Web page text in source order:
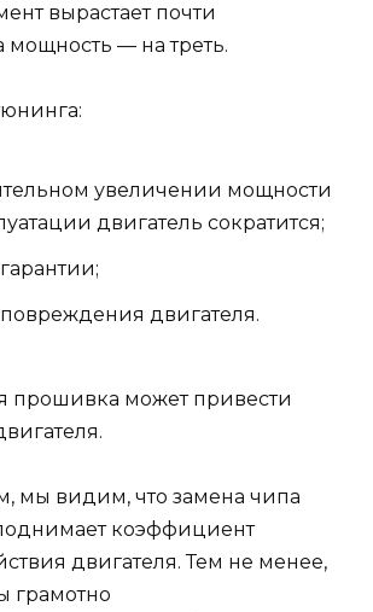
вырастает почти
мощность — на треть.
увеличении мощности
двигатель сократится;
двигателя.
прошивка может привести
мы видим, что замена чипа
коэффициент
двигателя. Тем не менее,
грамотно